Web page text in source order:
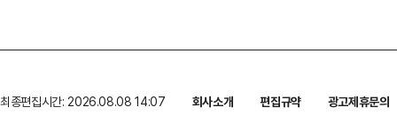
최종편집시간: 2026.08.08 14:07 회사소개 편집규약
광고제휴문의